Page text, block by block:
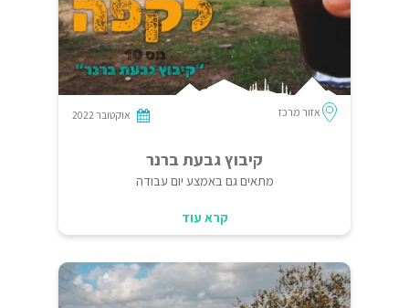
אזור מרכז אוקטובר 2022
קיבוץ גבעת ברנר
מתאים גם באמצע יום עבודה
קרא עוד